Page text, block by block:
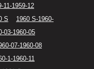
11-1959-12
S
1960 S-1960-
03-1960-05
07-1960-08
1-1960-11